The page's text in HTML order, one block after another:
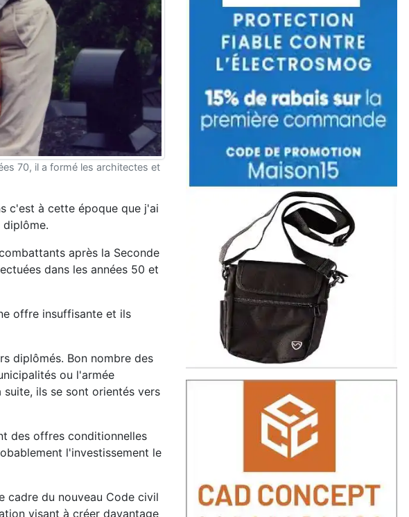
70, il a formé les architectes et
c'est à cette époque que j'ai
après la Seconde
dans les années 50 et
offre insuffisante et ils
diplômés. Bon nombre des
ou l'armée
ils se sont orientés vers
des offres conditionnelles
l'investissement le
cadre du nouveau Code civil
visant à créer davantage